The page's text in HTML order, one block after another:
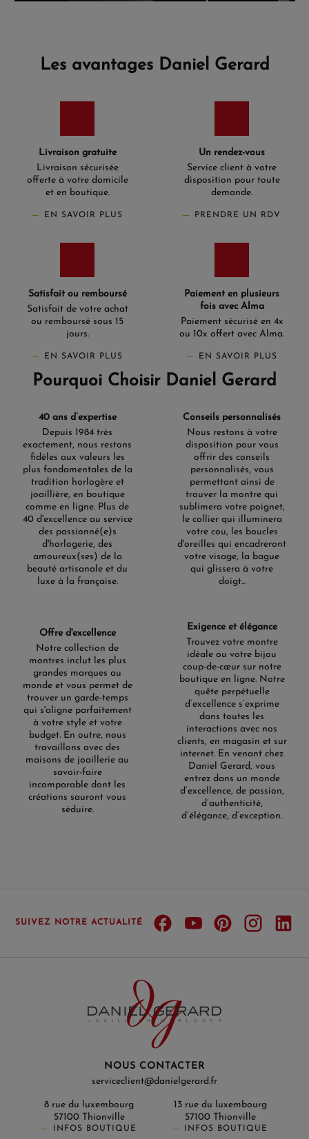
Les avantages Daniel Gerard
Livraison gratuite
Livraison sécurisée
offerte à votre domicile
et en boutique.
EN SAVOIR PLUS
Un rendez-vous
Service client à votre
disposition pour toute
demande.
PRENDRE UN RDV
Satisfait ou remboursé
Satisfait de votre achat
ou remboursé sous 15
jours.
EN SAVOIR PLUS
Paiement en plusieurs
fois avec Alma
Paiement sécurisé en 4x
ou 10x offert avec Alma.
EN SAVOIR PLUS
Pourquoi Choisir Daniel Gerard
40 ans d’expertise
Depuis 1984 très
exactement, nous restons
fidèles aux valeurs les
plus fondamentales de la
tradition horlogère et
joaillière, en boutique
comme en ligne. Plus de
40 d'excellence au service
des passionné(e)s
d'horlogerie, des
amoureux(ses) de la
beauté artisanale et du
luxe à la française.
Conseils personnalisés
Nous restons à votre
disposition pour vous
offrir des conseils
personnalisés, vous
permettant ainsi de
trouver la montre qui
sublimera votre poignet,
le collier qui illuminera
votre cou, les boucles
d'oreilles qui encadreront
votre visage, la bague
qui glissera à votre
doigt...
Offre d'excellence
Notre collection de
montres inclut les plus
grandes marques au
monde et vous permet de
trouver un garde-temps
qui s'aligne parfaitement
à votre style et votre
budget. En outre, nous
travaillons avec des
maisons de joaillerie au
savoir-faire
incomparable dont les
créations sauront vous
séduire.
Exigence et élégance
Trouvez votre montre
idéale ou votre bijou
coup-de-cœur sur notre
boutique en ligne. Notre
quête perpétuelle
d’excellence s’exprime
dans toutes les
interactions avec nos
clients, en magasin et sur
internet. En venant chez
Daniel Gerard, vous
entrez dans un monde
d’excellence, de passion,
d’authenticité,
d’élégance, d’exception.
SUIVEZ NOTRE ACTUALITÉ
NOUS CONTACTER
serviceclient@danielgerard.fr
8 rue du luxembourg
57100 Thionville
INFOS BOUTIQUE
13 rue du luxembourg
57100 Thionville
INFOS BOUTIQUE